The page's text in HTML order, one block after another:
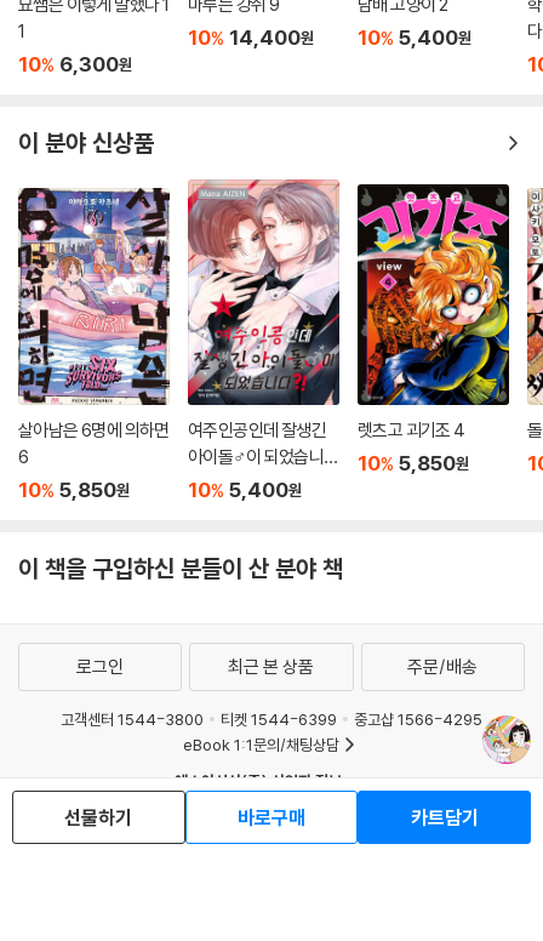
1
10% 6,300원
10% 14,400원 10% 5,400원
이 분야 신상품
살아남은 6명에 의하면
6
10% 5,850원
여주인공인데 잘생긴
아이돌♂이 되었습니
다?! 3
10% 5,400원
렛츠고 괴기조 4
10% 5,850원
이 책을 구입하신 분들이 산 분야 책
선물하기 바로구매 카트담기
로그인 최근 본 상품 주문/배송
고객센터 1544-3800 티켓 1544-6399
중고샵 1566-4295
eBook 1:1문의/채팅상담
예스이십사(주) 사업자 정보
개인정보처리방침
청소년보호정책
PC버전
회사소개
거래처관계자께